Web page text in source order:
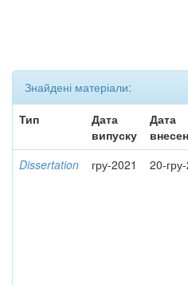
Знайдені матеріали:
Тип
Дата
випуску
Дата
Dissertation гру-2021 20-